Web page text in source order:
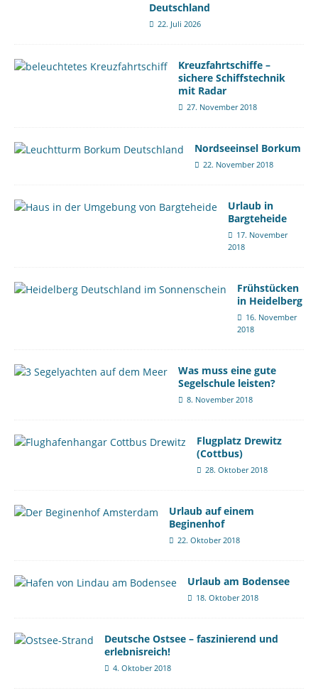
Deutschland
22. Juli 2026
Kreuzfahrtschiffe –
sichere Schiffstechnik
mit Radar
27. November 2018
Nordseeinsel Borkum
22. November 2018
Urlaub in
Bargteheide
17. November
2018
Frühstücken
in Heidelberg
16. November
2018
Was muss eine gute
Segelschule leisten?
8. November 2018
Flugplatz Drewitz
(Cottbus)
28. Oktober 2018
Urlaub auf einem
Beginenhof
22. Oktober 2018
Urlaub am Bodensee
18. Oktober 2018
Deutsche Ostsee – faszinierend und
erlebnisreich!
4. Oktober 2018